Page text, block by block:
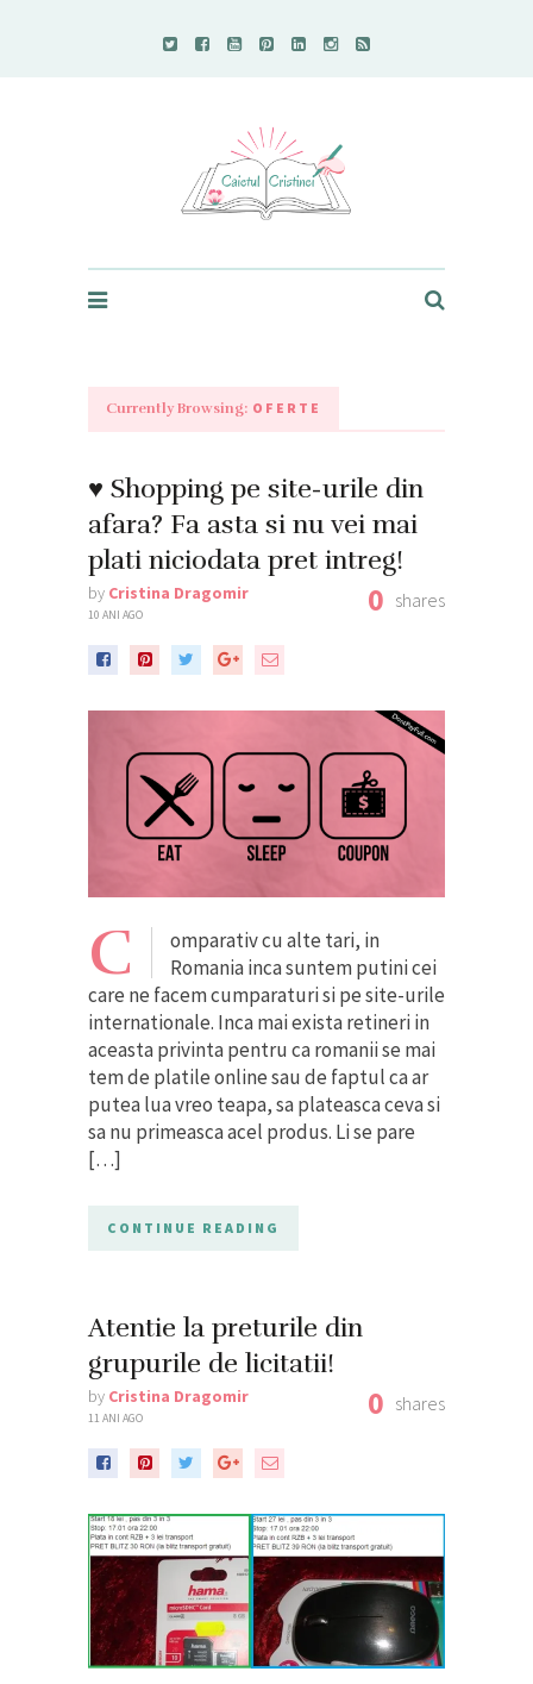
Currently Browsing: OFERTE
♥ Shopping pe site-urile din
afara? Fa asta si nu vei mai
plati niciodata pret intreg!
by Cristina Dragomir
10 ANI AGO 0 shares
C
omparativ cu alte tari, in
Romania inca suntem putini cei
care ne facem cumparaturi si pe site-urile
internationale. Inca mai exista retineri in
aceasta privinta pentru ca romanii se mai
tem de platile online sau de faptul ca ar
putea lua vreo teapa, sa plateasca ceva si
sa nu primeasca acel produs. Li se pare
[…]
CONTINUE READING
Atentie la preturile din
grupurile de licitatii!
by Cristina Dragomir
11 ANI AGO 0 shares